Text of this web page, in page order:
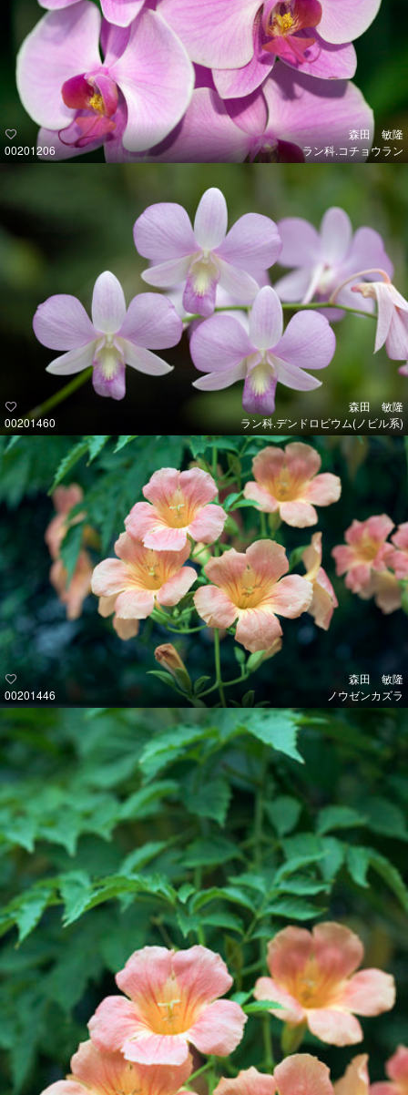
00201206
森田 敏隆
ラン科.コチョウラン
00201460
森田 敏隆
ラン科.デンドロビウム(ノビル系)
00201446
森田 敏隆
ノウゼンカズラ